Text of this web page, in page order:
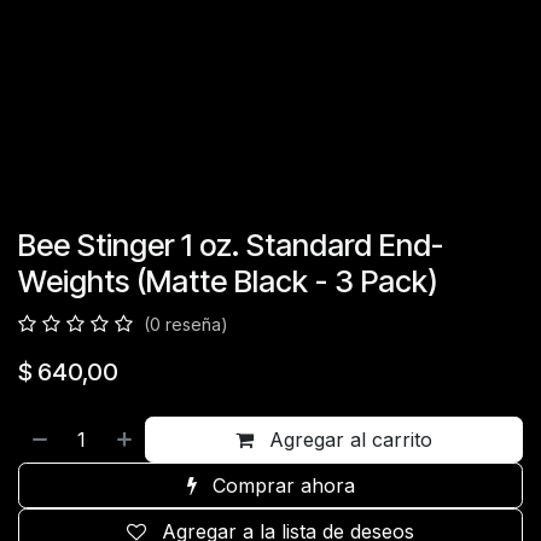
Bee Stinger 1 oz. Standard End-
Weights (Matte Black - 3 Pack)
(0 reseña)
$ 640,00
Agregar al carrito
Comprar ahora
Agregar a la lista de deseos